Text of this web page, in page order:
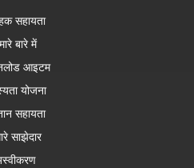
सहायता
बारे में
आइटम
योजना
सहायता
साझेदार